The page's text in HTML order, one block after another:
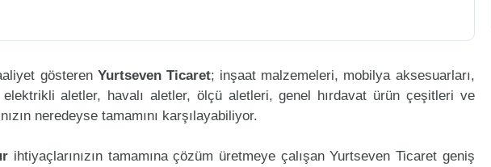
gösteren Yurtseven Ticaret; inşaat malzemeleri, mobilya aksesuarları,
elektrikli aletler, havalı aletler, ölçü aletleri, genel hırdavat ürün çeşitleri ve
neredeyse tamamını karşılayabiliyor.
ihtiyaçlarınızın tamamına çözüm üretmeye çalışan Yurtseven Ticaret geniş